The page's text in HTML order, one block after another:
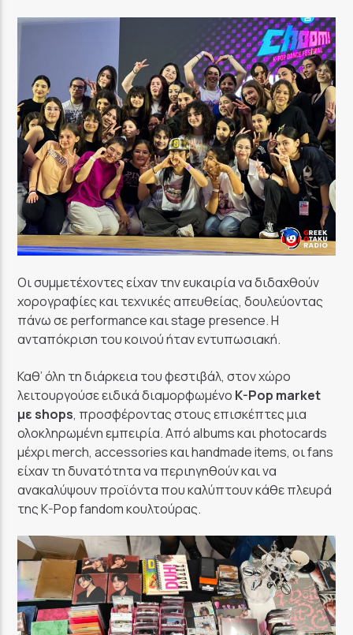
Οι συμμετέχοντες είχαν την ευκαιρία να διδαχθούν
χορογραφίες και τεχνικές απευθείας, δουλεύοντας
πάνω σε performance και stage presence. Η
ανταπόκριση του κοινού ήταν εντυπωσιακή.
Καθ’ όλη τη διάρκεια του φεστιβάλ, στον χώρο
λειτουργούσε ειδικά διαμορφωμένο K-Pop market
με shops, προσφέροντας στους επισκέπτες μια
ολοκληρωμένη εμπειρία. Από albums και photocards
μέχρι merch, accessories και handmade items, οι fans
είχαν τη δυνατότητα να περιηγηθούν και να
ανακαλύψουν προϊόντα που καλύπτουν κάθε πλευρά
της K-Pop fandom κουλτούρας.